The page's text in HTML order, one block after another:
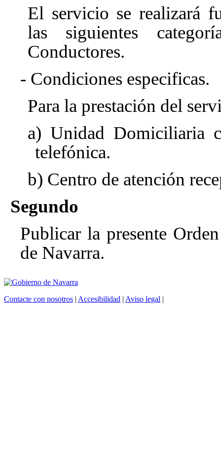
El servicio se realizará
las siguientes
Conductores.
- Condiciones especificas.
Para la prestación del
a) Unidad Domiciliaria
telefónica.
b) Centro de atención
Segundo
Publicar la presente
de Navarra.
Contacte con nosotros | Accesibilidad | Aviso legal |